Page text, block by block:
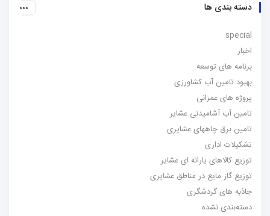
دسته بندی ها
special
اخبار
برنامه های توسعه
بهبود تامین آب کشاورزی
پروژه های عمرانی
تامین آب آشامیدنی عشایر
تامین برق چاههای عشایری
تشکیلات اداری
توزیع کالاهای یارانه ای عشایر
توزیع گاز مایع در مناطق عشایری
جاذبه های گردشگری
دسته‌بندی نشده